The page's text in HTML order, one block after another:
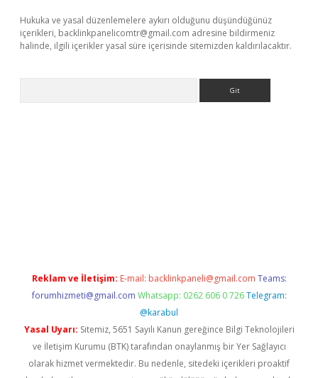
Hukuka ve yasal düzenlemelere aykırı olduğunu düşündüğünüz
içerikleri, backlinkpanelicomtr@gmail.com adresine bildirmeniz
halinde, ilgili içerikler yasal süre içerisinde sitemizden kaldırılacaktır.
Reklam ve İletişim: E-mail: backlinkpaneli@gmail.com Teams:
forumhizmeti@gmail.com Whatsapp: 0262 606 0 726 Telegram:
@karabul
Yasal Uyarı: Sitemiz, 5651 Sayılı Kanun gereğince Bilgi Teknolojileri
ve İletişim Kurumu (BTK) tarafından onaylanmış bir Yer Sağlayıcı
olarak hizmet vermektedir. Bu nedenle, sitedeki içerikleri proaktif